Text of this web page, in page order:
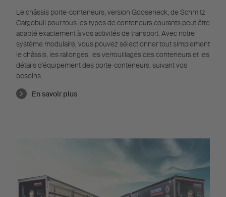
Le châssis porte-conteneurs, version Gooseneck, de Schmitz
Cargobull pour tous les types de conteneurs courants peut être
adapté exactement à vos activités de transport. Avec notre
système modulaire, vous pouvez sélectionner tout simplement
le châssis, les rallonges, les verrouillages des conteneurs et les
détails d'équipement des porte-conteneurs, suivant vos
besoins.
En savoir plus